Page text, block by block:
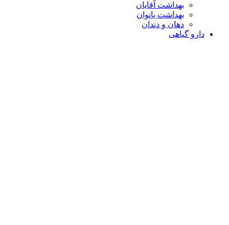
بهداشت آقایان
بهداشت بانوان
دهان و دندان
دارو گیاهی